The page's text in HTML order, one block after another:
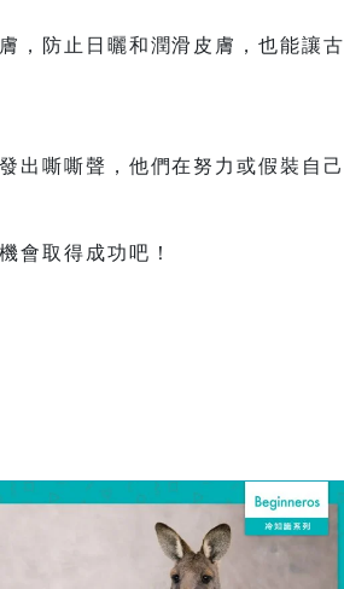
，防止日曬和潤滑皮膚，也能讓古
出嘶嘶聲，他們在努力或假裝自己
會取得成功吧！